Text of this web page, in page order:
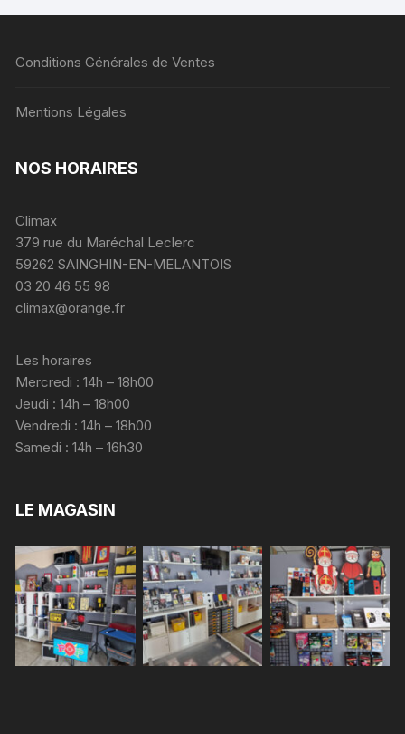
Conditions Générales de Ventes
Mentions Légales
NOS HORAIRES
Climax
379 rue du Maréchal Leclerc
59262 SAINGHIN-EN-MELANTOIS
03 20 46 55 98
climax@orange.fr
Les horaires
Mercredi : 14h – 18h00
Jeudi : 14h – 18h00
Vendredi : 14h – 18h00
Samedi : 14h – 16h30
LE MAGASIN